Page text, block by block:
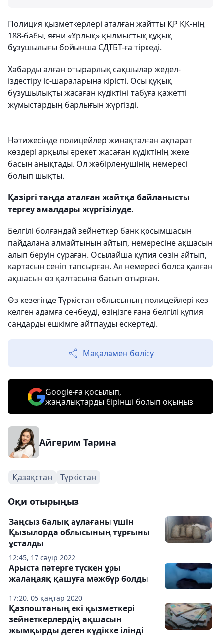
Полиция қызметкерлері аталған жайтты ҚР ҚК-нің
188-бабы, яғни «Ұрлық» қылмыстық құқық
бұзушылығы бойынша СДТБТ-ға тіркеді.
Хабарды алған отырарлық сақшылар жедел-
іздестіру іс-шараларына кірісті. Осы құқық
бұзушылықты жасаған күдіктіні табуға қажетті
жұмыстардың барлығын жүргізді.
Нәтижесінде полицейлер жинақталған ақпарат
көздері арқылы әрекет жасаған күдіктінің жеке
басын анықтады. Ол жәбірленушінің немересі
болып шықты.
Қазіргі таңда аталған жайтқа байланысты
тергеу амалдары жүргізілуде.
Белгілі болғандай зейнеткер банк қосымшасын
пайдалана алмайтынын айтып, немересіне ақшасын
алып беруін сұраған. Осылайша құпия сөзін айтып,
картасын сеніп тапсырған. Ал немересі болса қалған
ақшасын өз қалтасына басып отырған.
Өз кезегінде Түркістан облысының полицейлері кез
келген адамға сенбеуді, өзіңізге ғана белгілі құпия
сандарды ешкімге айтпауды ескертеді.
Мақаламен бөлісу
Google-ға қосылып,
жаңалықтарды бірінші болып оқыңыз
Айгерим Тарина
Қазақстан Түркістан
Оқи отырыңыз
12:45, 17 сәуір 2022
Заңсыз балық аулағаны үшін
Қызылорда облысының тұрғыны
ұсталды
17:20, 05 қаңтар 2020
Арыста пәтерге түскен ұры
жалаңаяқ қашуға мәжбүр болды
Қазпоштаның екі қызметкері
зейнеткерлердің ақшасын
жымқырды деген күдікке ілінді